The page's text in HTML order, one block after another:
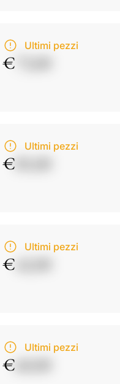
Ultimi pezzi
€
Ultimi pezzi
€
Ultimi pezzi
€
Ultimi pezzi
€